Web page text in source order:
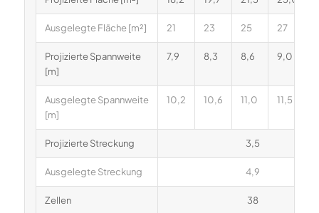
Ausgelegte Fläche [m²] 21 23 25 27
Projizierte Spannweite
[m]
7,9 8,3 8,6 9,0
Ausgelegte Spannweite
[m]
10,2 10,6 11,0 11,5
Projizierte Streckung 3,5
Ausgelegte Streckung 4,9
Zellen 38